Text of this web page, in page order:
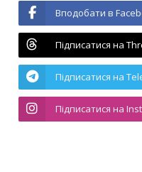
Вподобати в
Підписатися на
Підписатися на
Підписатися на